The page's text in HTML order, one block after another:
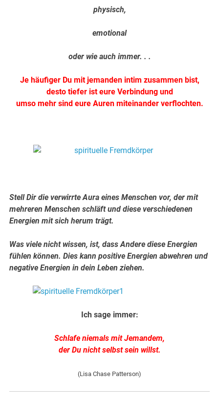
physisch,
emotional
oder wie auch immer. . .
Je häufiger Du mit jemanden intim zusammen bist,
desto tiefer ist eure Verbindung und
umso mehr sind eure Auren miteinander verflochten.
Stell Dir die verwirrte Aura eines Menschen vor, der mit
mehreren Menschen schläft und diese verschiedenen
Energien mit sich herum trägt.
Was viele nicht wissen, ist, dass Andere diese Energien
fühlen können. Dies kann positive Energien abwehren und
negative Energien in dein Leben ziehen.
Ich sage immer:
Schlafe niemals mit Jemandem,
der Du nicht selbst sein willst.
(Lisa Chase Patterson)